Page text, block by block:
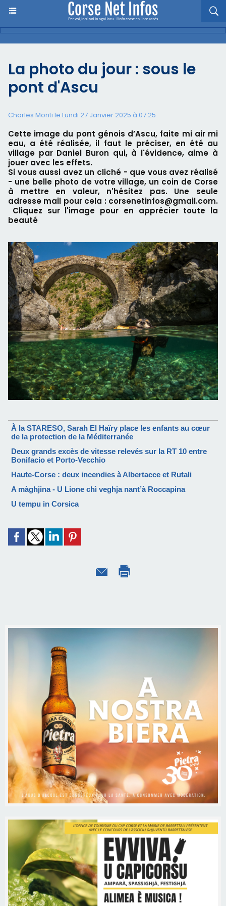
La photo du jour : sous le
pont d'Ascu
Charles Monti le Lundi 27 Janvier 2025 à 07:25
Cette image du pont génois d’Ascu, faite mi air mi
eau, a été réalisée, il faut le préciser, en été au
village par Daniel Buron qui, à l'évidence, aime à
jouer avec les effets.
Si vous aussi avez un cliché - que vous avez réalisé
- une belle photo de votre village, un coin de Corse
à mettre en valeur, n'hésitez pas. Une seule
adresse mail pour cela : corsenetinfos@gmail.com.
Cliquez sur l'image pour en apprécier toute la
beauté
À la STARESO, Sarah El Haïry place les enfants au cœur
de la protection de la Méditerranée
Deux grands excès de vitesse relevés sur la RT 10 entre
Bonifacio et Porto-Vecchio
Haute-Corse : deux incendies à Albertacce et Rutali
A màghjina - U Lione chì veghja nant’à Roccapina
U tempu in Corsica